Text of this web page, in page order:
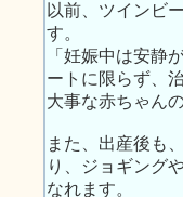
以前、ツインビ
す。
「妊娠中は安静
ートに限らず、
大事な赤ちゃん
また、出産後も
り、ジョギング
なれます。